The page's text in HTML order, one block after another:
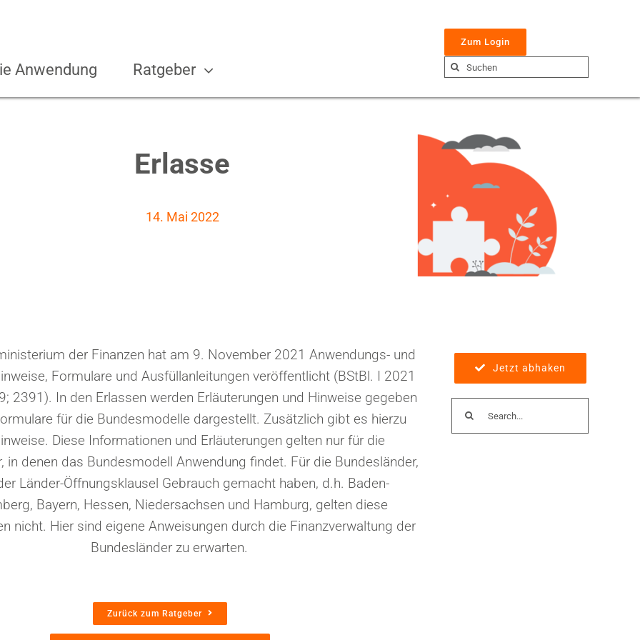
Anwendung Ratgeber
Zum Login
Suche
Erlasse
14. Mai 2022
der Finanzen hat am 9. November 2021 Anwendungs- und
Formulare und Ausfüllanleitungen veröffentlicht (BStBl. I 2021
2391). In den Erlassen werden Erläuterungen und Hinweise gegeben
für die Bundesmodelle dargestellt. Zusätzlich gibt es hierzu
Diese Informationen und Erläuterungen gelten nur für die
in denen das Bundesmodell Anwendung findet. Für die Bundesländer,
Länder-Öffnungsklausel Gebrauch gemacht haben, d.h. Baden-
Bayern, Hessen, Niedersachsen und Hamburg, gelten diese
nicht. Hier sind eigene Anweisungen durch die Finanzverwaltung der
Bundesländer zu erwarten.
Jetzt abhaken
Suche
nach:
Zurück zum Ratgeber